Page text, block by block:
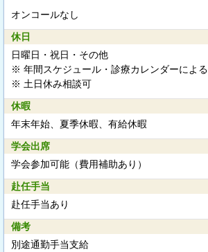
オンコールなし
休日
日曜日・祝日・その他
※ 年間スケジュール・診療カレンダーによる
※ 土日休み相談可
休暇
年末年始、夏季休暇、有給休暇
学会出席
学会参加可能（費用補助あり）
赴任手当
赴任手当あり
備考
別途通勤手当支給